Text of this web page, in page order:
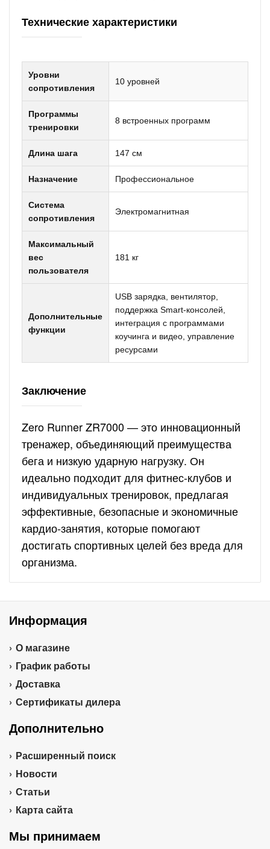
Технические характеристики
Уровни
сопротивления
10 уровней
Программы
тренировки
8 встроенных программ
Длина шага 147 см
Назначение Профессиональное
Система
сопротивления
Электромагнитная
Максимальный
вес
пользователя
181 кг
Дополнительные
функции
USB зарядка, вентилятор,
поддержка Smart-консолей,
интеграция с программами
коучинга и видео, управление
ресурсами
Заключение
Zero Runner ZR7000 — это инновационный
тренажер, объединяющий преимущества
бега и низкую ударную нагрузку. Он
идеально подходит для фитнес-клубов и
индивидуальных тренировок, предлагая
эффективные, безопасные и экономичные
кардио-занятия, которые помогают
достигать спортивных целей без вреда для
организма.
Информация
О магазине
График работы
Доставка
Сертификаты дилера
Дополнительно
Расширенный поиск
Новости
Статьи
Карта сайта
Мы принимаем